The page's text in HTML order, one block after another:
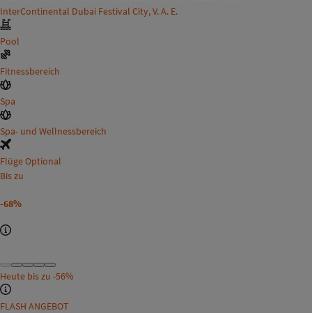
InterContinental Dubai Festival City, V. A. E.
Pool
Fitnessbereich
Spa
Spa- und Wellnessbereich
Flüge Optional
Bis zu
-68%
Heute bis zu -56%
FLASH ANGEBOT